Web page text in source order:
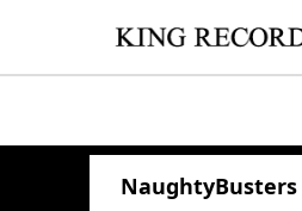
NaughtyBusters